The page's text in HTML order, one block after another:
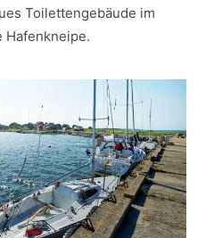
Toilettengebäude im
Hafenkneipe.